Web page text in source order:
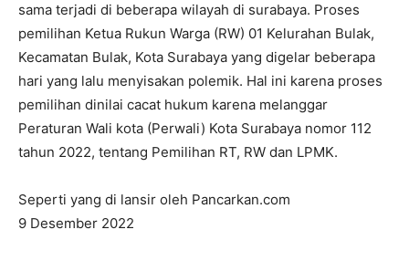
sama terjadi di beberapa wilayah di surabaya. Proses
pemilihan Ketua Rukun Warga (RW) 01 Kelurahan Bulak,
Kecamatan Bulak, Kota Surabaya yang digelar beberapa
hari yang lalu menyisakan polemik. Hal ini karena proses
pemilihan dinilai cacat hukum karena melanggar
Peraturan Wali kota (Perwali) Kota Surabaya nomor 112
tahun 2022, tentang Pemilihan RT, RW dan LPMK.
Seperti yang di lansir oleh Pancarkan.com
9 Desember 2022